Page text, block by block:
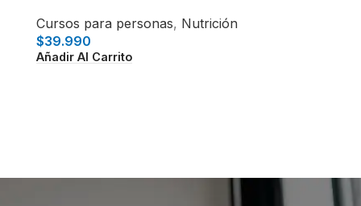
Cursos para personas, Nutrición
$39.990
Añadir Al Carrito